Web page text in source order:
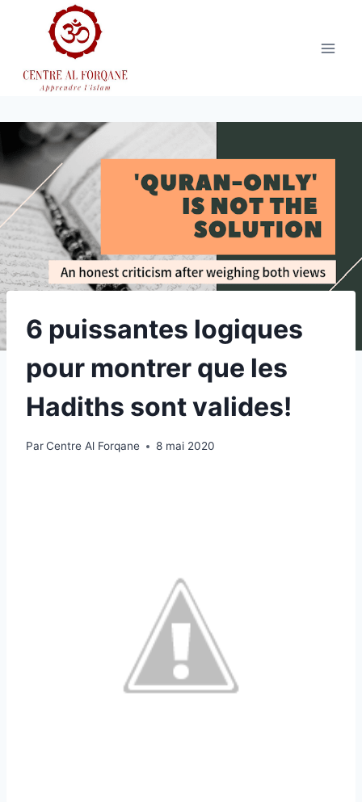
6 puissantes logiques
pour montrer que les
Hadiths sont valides!
ParCentre Al Forqane 8 mai 2020